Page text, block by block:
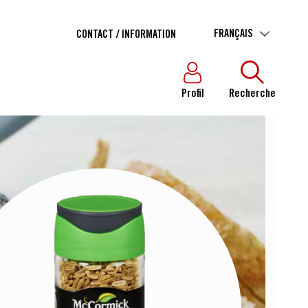
CONTACT / INFORMATION FRANÇAIS
Profil Recherche